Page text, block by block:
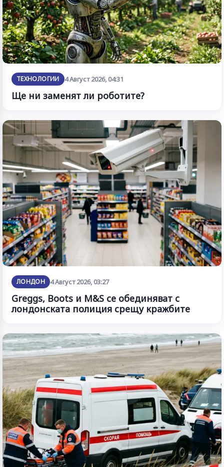
ТЕХНОЛОГИИ 4 Август 2026, 04:31
Ще ни заменят ли роботите?
ЛОНДОН 4 Август 2026, 03:27
Greggs, Boots и M&S се обединяват с
лондонската полиция срещу кражбите